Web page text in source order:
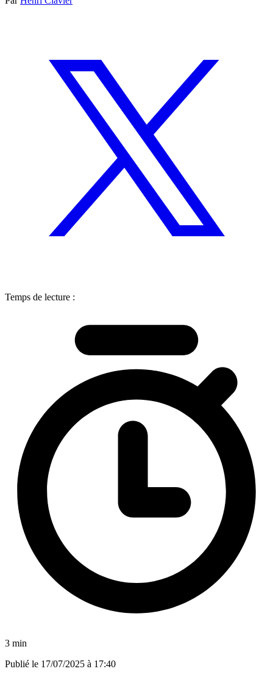
Temps de lecture :
3 min
Publié le 17/07/2025 à 17:40